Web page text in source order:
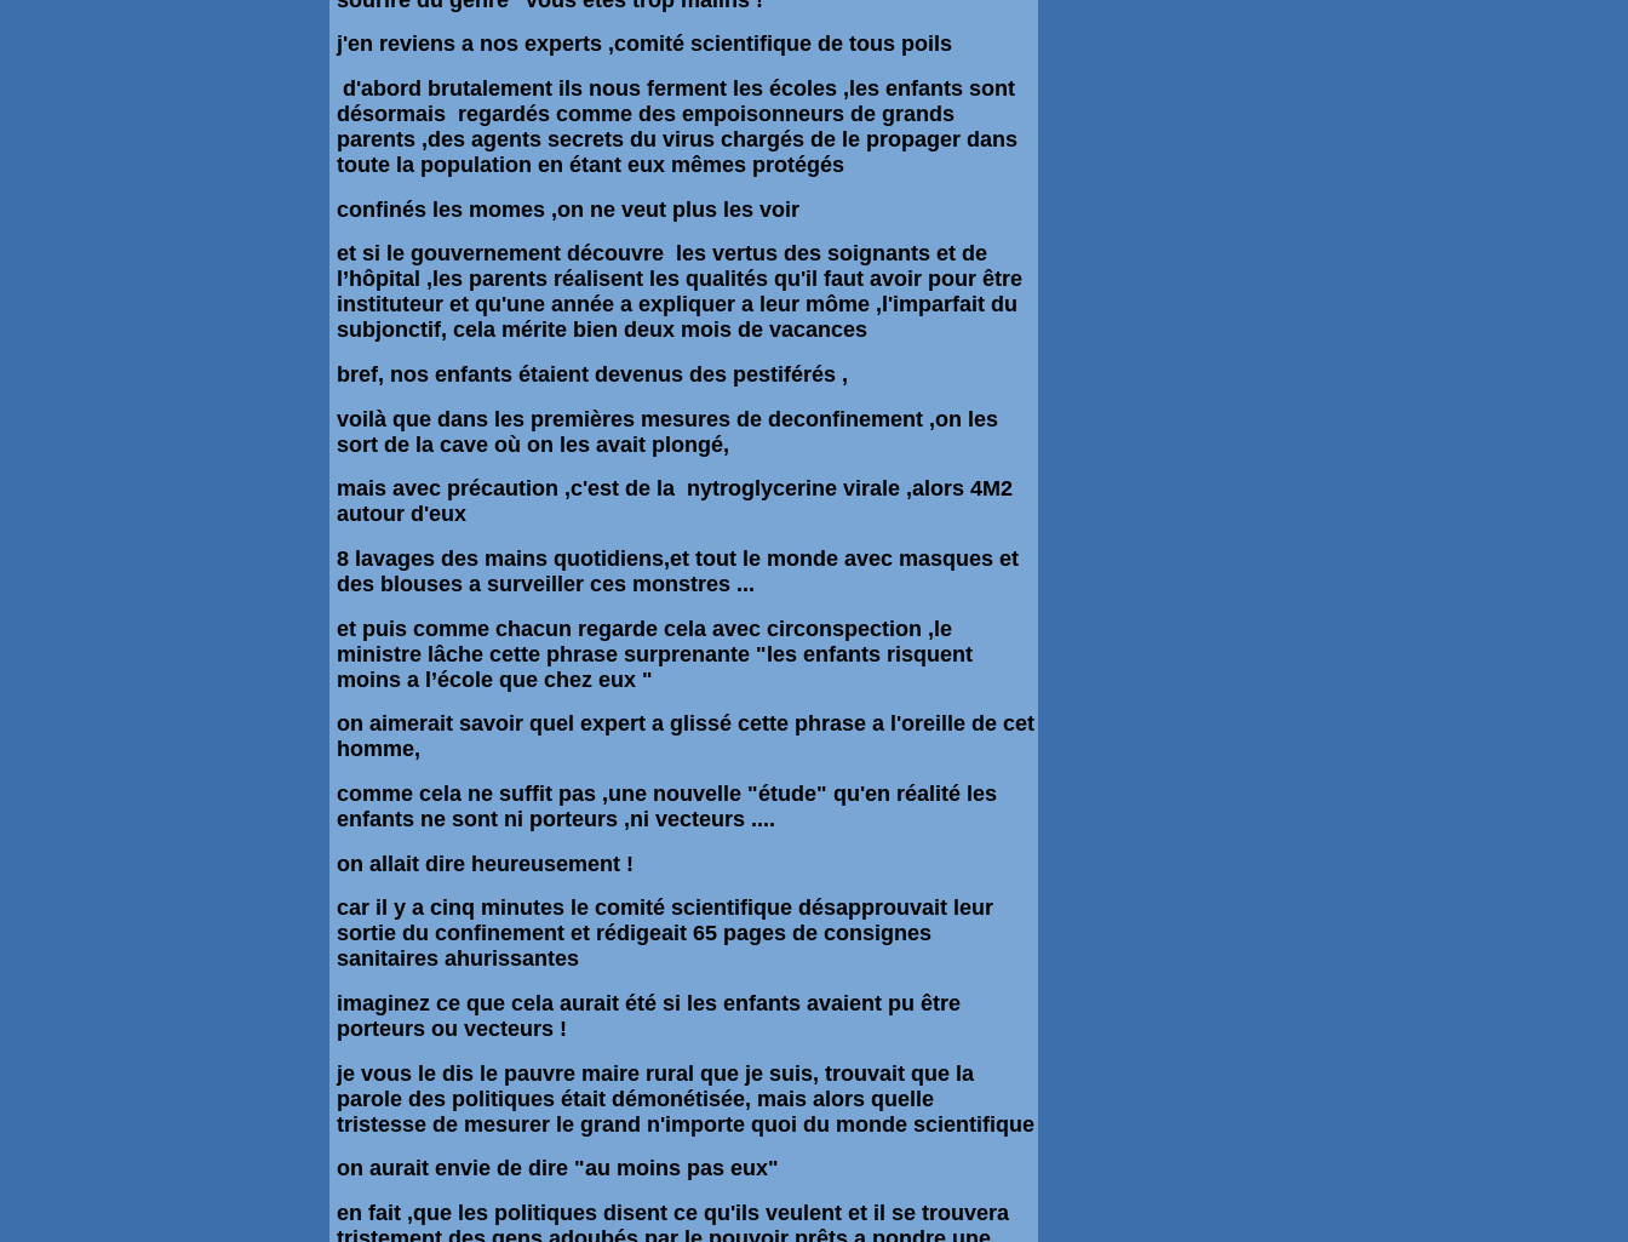
j'en reviens a nos experts ,comité scientifique de tous poils
d'abord brutalement ils nous ferment les écoles ,les enfants sont
désormais regardés comme des empoisonneurs de grands
parents ,des agents secrets du virus chargés de le propager dans
toute la population en étant eux mêmes protégés
confinés les momes ,on ne veut plus les voir
et si le gouvernement découvre les vertus des soignants et de
l’hôpital ,les parents réalisent les qualités qu'il faut avoir pour être
instituteur et qu'une année a expliquer a leur môme ,l'imparfait du
subjonctif, cela mérite bien deux mois de vacances
bref, nos enfants étaient devenus des pestiférés ,
voilà que dans les premières mesures de deconfinement ,on les
sort de la cave où on les avait plongé,
mais avec précaution ,c'est de la nytroglycerine virale ,alors 4M2
autour d'eux
8 lavages des mains quotidiens,et tout le monde avec masques et
des blouses a surveiller ces monstres ...
et puis comme chacun regarde cela avec circonspection ,le
ministre lâche cette phrase surprenante "les enfants risquent
moins a l’école que chez eux "
on aimerait savoir quel expert a glissé cette phrase a l'oreille de cet
homme,
comme cela ne suffit pas ,une nouvelle "étude" qu'en réalité les
enfants ne sont ni porteurs ,ni vecteurs ....
on allait dire heureusement !
car il y a cinq minutes le comité scientifique désapprouvait leur
sortie du confinement et rédigeait 65 pages de consignes
sanitaires ahurissantes
imaginez ce que cela aurait été si les enfants avaient pu être
porteurs ou vecteurs !
je vous le dis le pauvre maire rural que je suis, trouvait que la
parole des politiques était démonétisée, mais alors quelle
tristesse de mesurer le grand n'importe quoi du monde scientifique
on aurait envie de dire "au moins pas eux"
en fait ,que les politiques disent ce qu'ils veulent et il se trouvera